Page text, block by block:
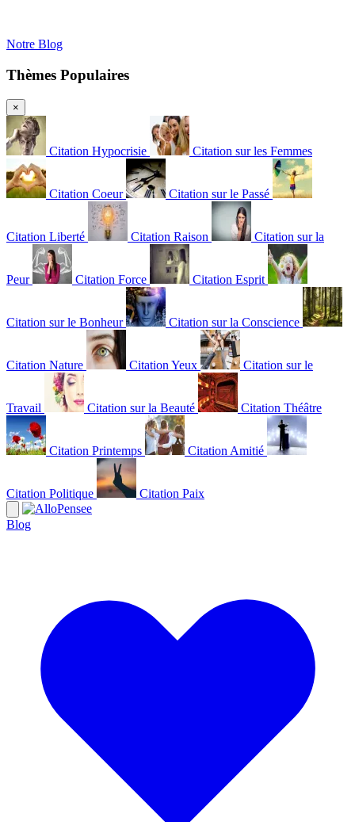
Notre Blog
Thèmes Populaires
×
Citation Hypocrisie Citation sur les Femmes
Citation Coeur Citation sur le Passé
Citation Liberté Citation Raison Citation sur la
Peur Citation Force Citation Esprit
Citation sur le Bonheur Citation sur la Conscience
Citation Nature Citation Yeux Citation sur le
Travail Citation sur la Beauté Citation Théâtre
Citation Printemps Citation Amitié
Citation Politique Citation Paix
Blog